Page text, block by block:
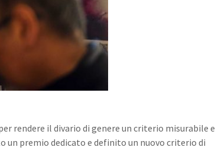
rendere il divario di genere un criterio misurabile e
un premio dedicato e definito un nuovo criterio di